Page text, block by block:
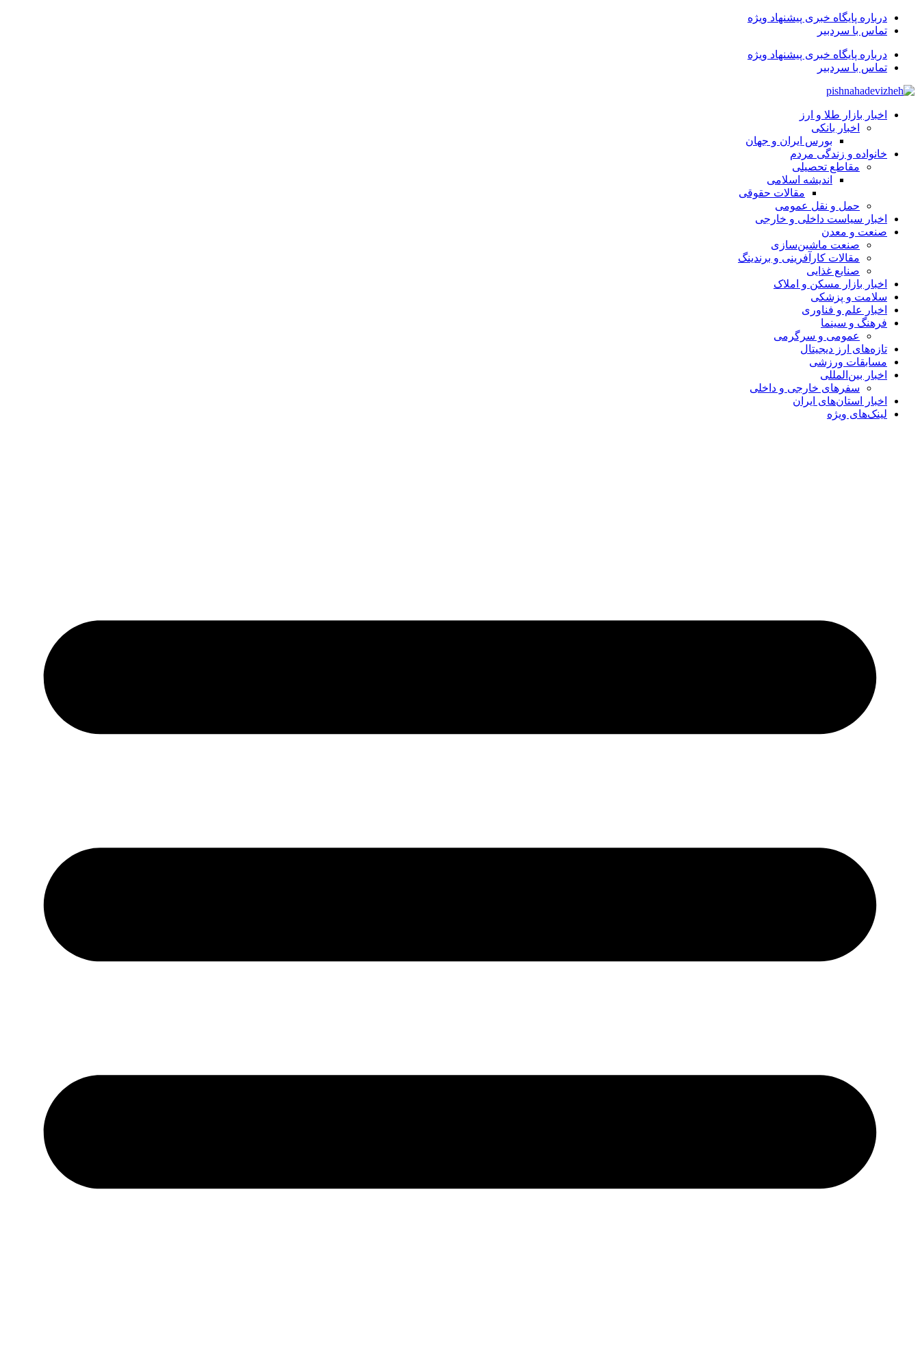
درباره پایگاه خبری پیشنهاد ویژه
تماس با سردبیر
درباره پایگاه خبری پیشنهاد ویژه
تماس با سردبیر
اخبار بازار طلا و ارز
اخبار بانکی
بورس ایران و جهان
خانواده و زندگی مردم
مقاطع تحصیلی
اندیشه اسلامی
مقالات حقوقی
حمل و نقل عمومی
اخبار سیاست داخلی و خارجی
صنعت و معدن
صنعت ماشین‌سازی
مقالات کارآفرینی و برندینگ
صنایع غذایی
اخبار بازار مسکن و املاک
سلامت و پزشکی
اخبار علم و فناوری
فرهنگ و سینما
عمومی و سرگرمی
تازه‌های ارز دیجیتال
مسابقات ورزشی
اخبار بین‌المللی
سفرهای خارجی و داخلی
اخبار استان‌های ایران
لینک‌های ویژه